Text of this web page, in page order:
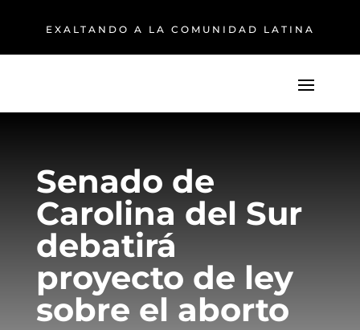
EXALTANDO A LA COMUNIDAD LATINA
Senado de
Carolina del Sur
debatirá
proyecto de ley
sobre el aborto